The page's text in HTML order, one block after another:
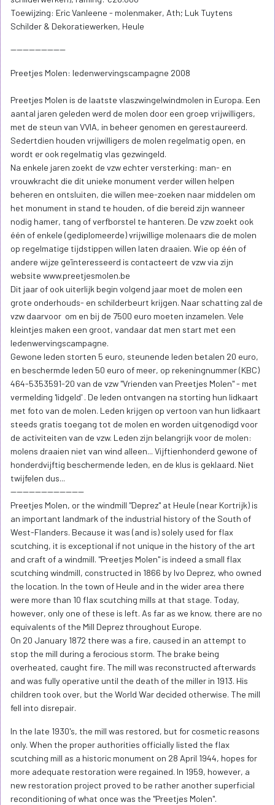
Toewijzing: Eric Vanleene - molenmaker, Ath; Luk Tuytens
Schilder & Dekoratiewerken, Heule
------------------
Preetjes Molen: ledenwervingscampagne 2008
Preetjes Molen is de laatste vlaszwingelwindmolen in Europa. Een
aantal jaren geleden werd de molen door een groep vrijwilligers,
met de steun van VVIA, in beheer genomen en gerestaureerd.
Sedertdien houden vrijwilligers de molen regelmatig open, en
wordt er ook regelmatig vlas gezwingeld.
Na enkele jaren zoekt de vzw echter versterking: man- en
vrouwkracht die dit unieke monument verder willen helpen
beheren en ontsluiten, die willen mee-zoeken naar middelen om
het monument in stand te houden, of die bereid zijn wanneer
nodig hamer, tang of verfborstel te hanteren. De vzw zoekt ook
één of enkele (gediplomeerde) vrijwillige molenaars die de molen
op regelmatige tijdstippen willen laten draaien. Wie op één of
andere wijze geïnteresseerd is contacteert de vzw via zijn
website www.preetjesmolen.be
Dit jaar of ook uiterlijk begin volgend jaar moet de molen een
grote onderhouds- en schilderbeurt krijgen. Naar schatting zal de
vzw daarvoor om en bij de 7500 euro moeten inzamelen. Vele
kleintjes maken een groot, vandaar dat men start met een
ledenwervingscampagne.
Gewone leden storten 5 euro, steunende leden betalen 20 euro,
en beschermde leden 50 euro of meer, op rekeningnummer (KBC)
464-5353591-20 van de vzw "Vrienden van Preetjes Molen" - met
vermelding 'lidgeld' . De leden ontvangen na storting hun lidkaart
met foto van de molen. Leden krijgen op vertoon van hun lidkaart
steeds gratis toegang tot de molen en worden uitgenodigd voor
de activiteiten van de vzw. Leden zijn belangrijk voor de molen:
molens draaien niet van wind alleen... Vijftienhonderd gewone of
honderdvijftig beschermende leden, en de klus is geklaard. Niet
twijfelen dus...
------------------------
Preetjes Molen, or the windmill "Deprez" at Heule (near Kortrijk) is
an important landmark of the industrial history of the South of
West-Flanders. Because it was (and is) solely used for flax
scutching, it is exceptional if not unique in the history of the art
and craft of a windmill. "Preetjes Molen" is indeed a small flax
scutching windmill, constructed in 1866 by Ivo Deprez, who owned
the location. In the town of Heule and in the wider area there
were more than 10 flax scutching mills at that stage. Today,
however, only one of these is left. As far as we know, there are no
equivalents of the Mill Deprez throughout Europe.
On 20 January 1872 there was a fire, caused in an attempt to
stop the mill during a ferocious storm. The brake being
overheated, caught fire. The mill was reconstructed afterwards
and was fully operative until the death of the miller in 1913. His
children took over, but the World War decided otherwise. The mill
fell into disrepair.
In the late 1930's, the mill was restored, but for cosmetic reasons
only. When the proper authorities officially listed the flax
scutching mill as a historic monument on 28 April 1944, hopes for
more adequate restoration were regained. In 1959, however, a
new restoration project proved to be rather another superficial
reconditioning of what once was the "Preetjes Molen".